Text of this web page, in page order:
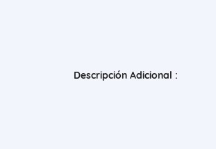
Descripción Adicional :